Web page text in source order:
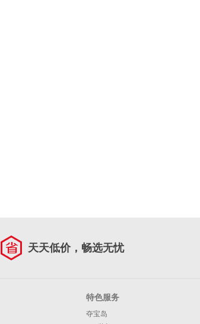
天天低价，畅选无忧
特色服务
夺宝岛